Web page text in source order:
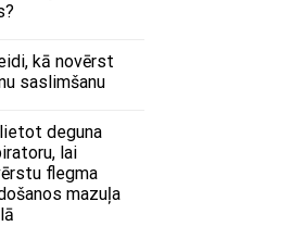
kā novērst
saslimšanu
deguna
lai
flegma
mazuļa